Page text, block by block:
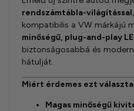
rendszámtábla-világítással
kompatibilis a VW márkájú
minőségű, plug-and-play
biztonságosabbá és
hátulját.
Miért érdemes ezt
Magas minőségű